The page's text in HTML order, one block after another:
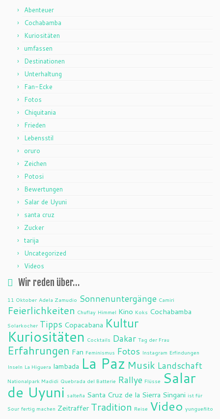
Abenteuer
Cochabamba
Kuriositäten
umfassen
Destinationen
Unterhaltung
Fan-Ecke
Fotos
Chiquitania
Frieden
Lebensstil
oruro
Zeichen
Potosi
Bewertungen
Salar de Uyuni
santa cruz
Zucker
tarija
Uncategorized
Videos
Wir reden über…
11 Oktober Adela Zamudio Sonnenuntergänge Camiri
Feierlichkeiten Chuflay Himmel Kino Koks Cochabamba
Solarkocher Tipps Copacabana Kultur
Kuriositäten Cocktails Dakar Tag der Frau
Erfahrungen Fan Feminismus Fotos Instagram Erfindungen
Inseln La Higuera lambada La Paz Musik Landschaft
Nationalpark Madidi Quebrada del Batterie Rallye Flüsse Salar
de Uyuni salteña Santa Cruz de la Sierra Singani ist für
Sour fertig machen Zeitraffer Tradition Reise Video yungueñito